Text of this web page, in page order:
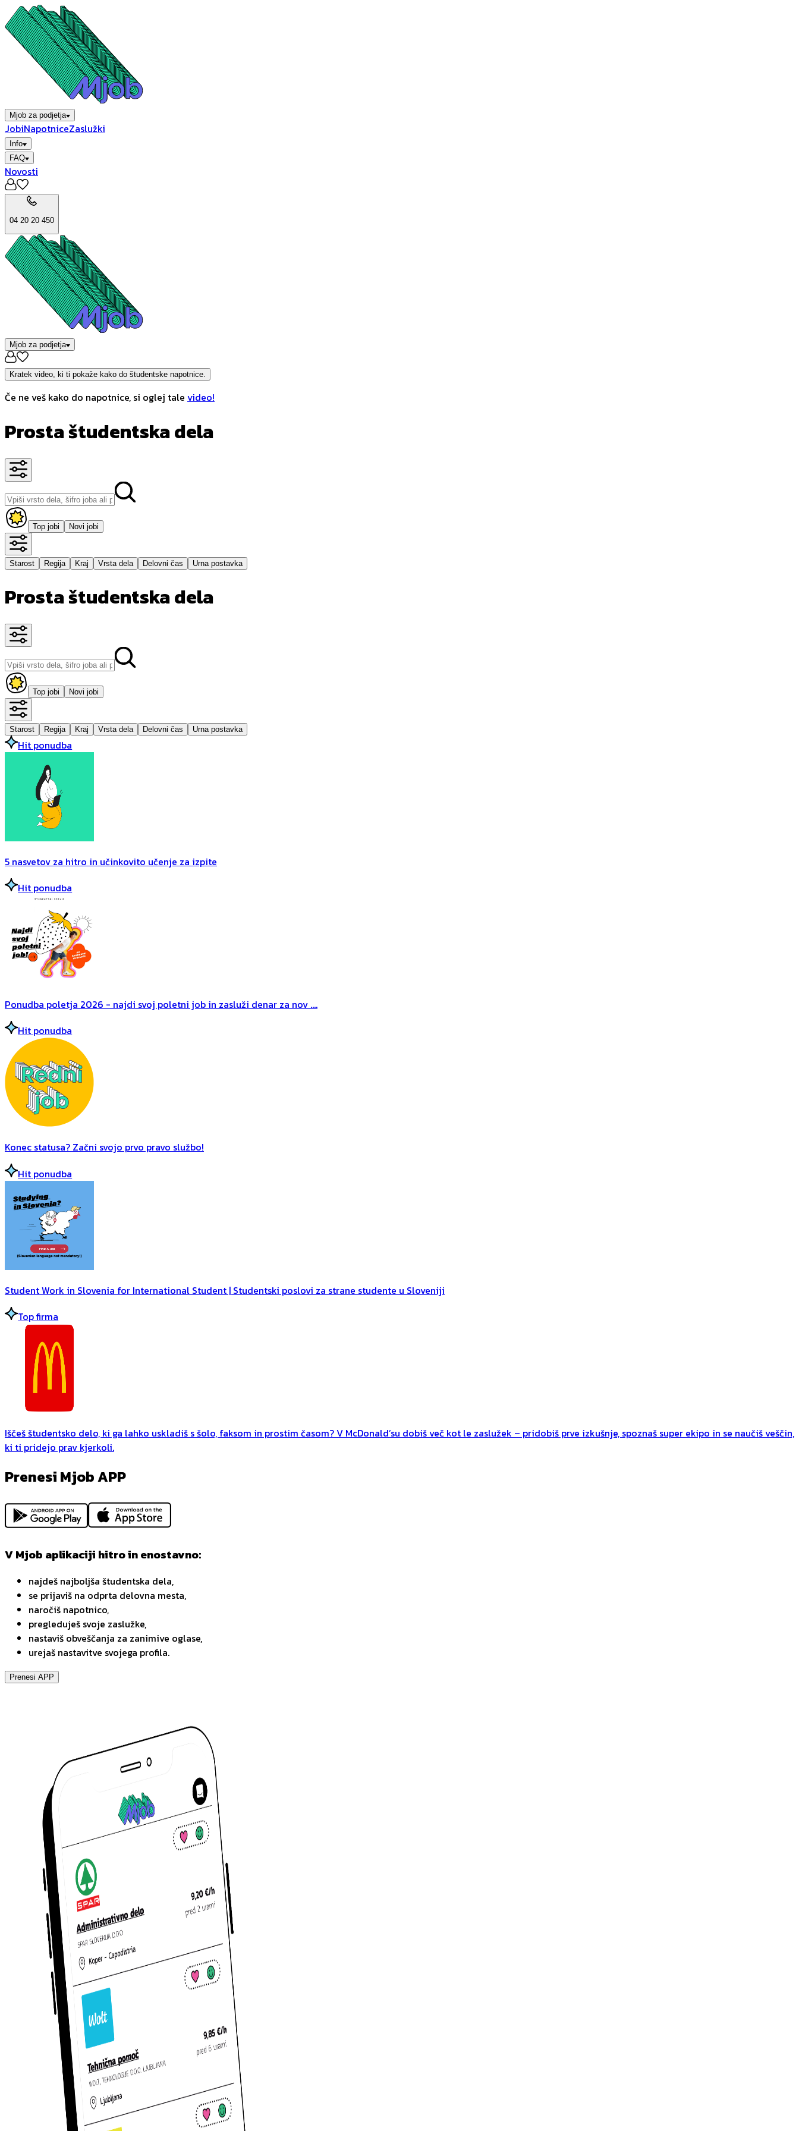
Mjob za podjetja
JobiNapotniceZaslužki
Info
FAQ
Novosti
04 20 20 450
Mjob za podjetja
Kratek video, ki ti pokaže kako do študentske napotnice.
Če ne veš kako do napotnice, si oglej tale video!
Prosta študentska dela
Top jobi Novi jobi
Starost Regija Kraj Vrsta dela Delovni čas Urna postavka
Prosta študentska dela
Top jobi Novi jobi
Starost Regija Kraj Vrsta dela Delovni čas Urna postavka
Hit ponudba
5 nasvetov za hitro in učinkovito učenje za izpite
Hit ponudba
Ponudba poletja 2026 - najdi svoj poletni job in zasluži denar za nov ....
Hit ponudba
Konec statusa? Začni svojo prvo pravo službo!
Hit ponudba
Student Work in Slovenia for International Student | Studentski poslovi za strane studente u Sloveniji
Top firma
Iščeš študentsko delo, ki ga lahko uskladiš s šolo, faksom in prostim časom? V McDonald’su dobiš več kot le zaslužek – pridobiš prve izkušnje, spoznaš super ekipo in se naučiš veščin,
ki ti pridejo prav kjerkoli.
Prenesi Mjob APP
V Mjob aplikaciji hitro in enostavno:
najdeš najboljša študentska dela,
se prijaviš na odprta delovna mesta,
naročiš napotnico,
pregleduješ svoje zaslužke,
nastaviš obveščanja za zanimive oglase,
urejaš nastavitve svojega profila.
Prenesi APP